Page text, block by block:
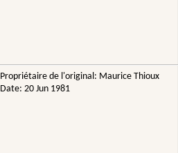
Propriétaire de l'original: Maurice Thioux
Date: 20 Jun 1981